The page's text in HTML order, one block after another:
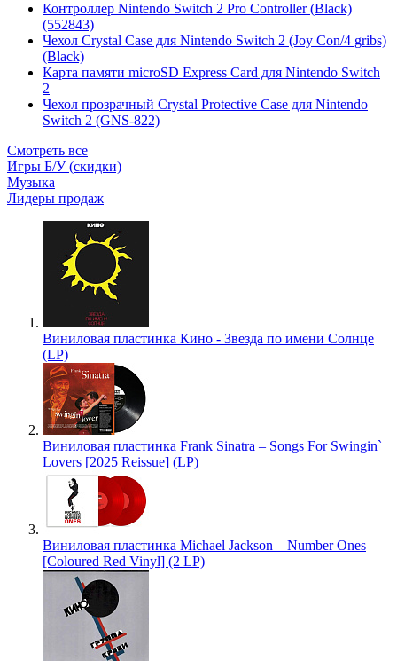
Контроллер Nintendo Switch 2 Pro Controller (Black)
(552843)
Чехол Сrystal Сase для Nintendo Switch 2 (Joy Con/4 gribs)
(Black)
Карта памяти microSD Express Card для Nintendo Switch
2
Чехол прозрачный Crystal Protective Case для Nintendo
Switch 2 (GNS-822)
Смотреть все
Игры Б/У (скидки)
Музыка
Лидеры продаж
Виниловая пластинка Кино - Звезда по имени Солнце
(LP)
Виниловая пластинка Frank Sinatra – Songs For Swingin`
Lovers [2025 Reissue] (LP)
Виниловая пластинка Michael Jackson – Number Ones
[Coloured Red Vinyl] (2 LP)